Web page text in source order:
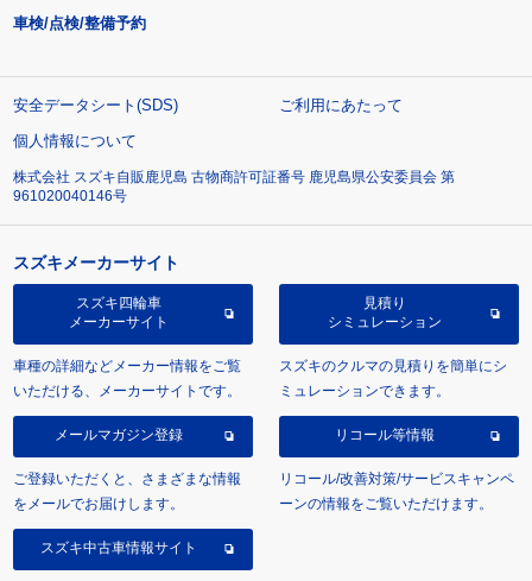
車検/点検/整備予約
安全データシート(SDS)
ご利用にあたって
個人情報について
株式会社 スズキ自販鹿児島 古物商許可証番号 鹿児島県公安委員会 第
961020040146号
スズキメーカーサイト
スズキ四輪車
メーカーサイト
車種の詳細などメーカー情報をご覧
いただける、メーカーサイトです。
見積り
シミュレーション
スズキのクルマの見積りを簡単にシ
ミュレーションできます。
メールマガジン登録
ご登録いただくと、さまざまな情報
をメールでお届けします。
リコール等情報
リコール/改善対策/サービスキャンペ
ーンの情報をご覧いただけます。
スズキ中古車情報サイト